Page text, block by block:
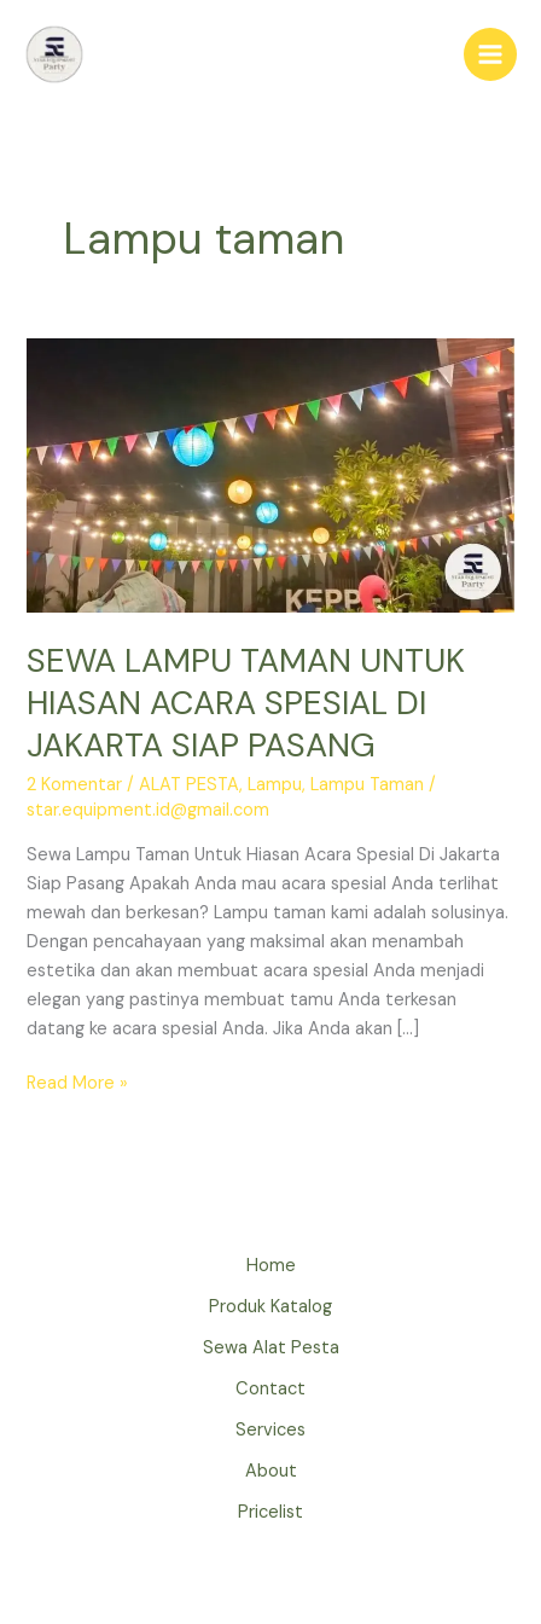
konten
Lampu taman
SEWA LAMPU TAMAN UNTUK
HIASAN ACARA SPESIAL DI
JAKARTA SIAP PASANG
2 Komentar /ALAT PESTA,Lampu,Lampu Taman /
star.equipment.id@gmail.com
Sewa Lampu Taman Untuk Hiasan Acara Spesial Di Jakarta
Siap Pasang Apakah Anda mau acara spesial Anda terlihat
mewah dan berkesan? Lampu taman kami adalah solusinya.
Dengan pencahayaan yang maksimal akan menambah
estetika dan akan membuat acara spesial Anda menjadi
elegan yang pastinya membuat tamu Anda terkesan
datang ke acara spesial Anda. Jika Anda akan […]
SEWA
Read More »
Home
Produk Katalog
Sewa Alat Pesta
Contact
Services
About
Pricelist